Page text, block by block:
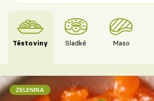
Těstoviny Sladké Maso
ZELENINA